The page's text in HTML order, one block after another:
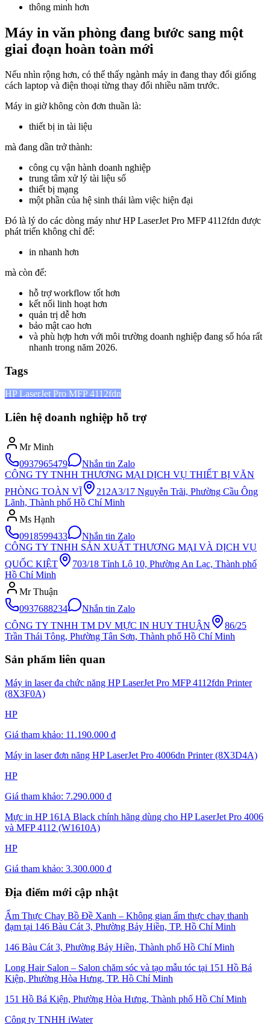
thông minh hơn
Máy in văn phòng đang bước sang một
giai đoạn hoàn toàn mới
Nếu nhìn rộng hơn, có thể thấy ngành máy in đang thay đổi giống
cách laptop và điện thoại từng thay đổi nhiều năm trước.
Máy in giờ không còn đơn thuần là:
thiết bị in tài liệu
mà đang dần trở thành:
công cụ vận hành doanh nghiệp
trung tâm xử lý tài liệu số
thiết bị mạng
một phần của hệ sinh thái làm việc hiện đại
Đó là lý do các dòng máy như HP LaserJet Pro MFP 4112fdn được
phát triển không chỉ để:
in nhanh hơn
mà còn để:
hỗ trợ workflow tốt hơn
kết nối linh hoạt hơn
quản trị dễ hơn
bảo mật cao hơn
và phù hợp hơn với môi trường doanh nghiệp đang số hóa rất
nhanh trong năm 2026.
Tags
HP LaserJet Pro MFP 4112fdn
Liên hệ doanh nghiệp hỗ trợ
Mr Minh
0937965479
Nhắn tin Zalo
CÔNG TY TNHH THƯƠNG MẠI DỊCH VỤ THIẾT BỊ VĂN
PHÒNG TOÀN VĨ
212A3/17 Nguyễn Trãi, Phường Cầu Ông
Lãnh, Thành phố Hồ Chí Minh
Ms Hạnh
0918599433
Nhắn tin Zalo
CÔNG TY TNHH SẢN XUẤT THƯƠNG MẠI VÀ DỊCH VỤ
QUỐC KIỆT
703/18 Tỉnh Lộ 10, Phường An Lạc, Thành phố
Hồ Chí Minh
Mr Thuận
0937688234
Nhắn tin Zalo
CÔNG TY TNHH TM DV MỰC IN HUY THUẬN
86/25
Trần Thái Tông, Phường Tân Sơn, Thành phố Hồ Chí Minh
Sản phẩm liên quan
Máy in laser đa chức năng HP LaserJet Pro MFP 4112fdn Printer
(8X3F0A)
HP
Giá tham khảo: 11.190.000 đ
Máy in laser đơn năng HP LaserJet Pro 4006dn Printer (8X3D4A)
HP
Giá tham khảo: 7.290.000 đ
Mực in HP 161A Black chính hãng dùng cho HP LaserJet Pro 4006
và MFP 4112 (W1610A)
HP
Giá tham khảo: 3.300.000 đ
Địa điểm mới cập nhật
Ẩm Thực Chay Bồ Đề Xanh – Không gian ẩm thực chay thanh
đạm tại 146 Bàu Cát 3, Phường Bảy Hiền, TP. Hồ Chí Minh
146 Bàu Cát 3, Phường Bảy Hiền, Thành phố Hồ Chí Minh
Long Hair Salon – Salon chăm sóc và tạo mẫu tóc tại 151 Hồ Bá
Kiện, Phường Hòa Hưng, TP. Hồ Chí Minh
151 Hồ Bá Kiện, Phường Hòa Hưng, Thành phố Hồ Chí Minh
Công ty TNHH iWater